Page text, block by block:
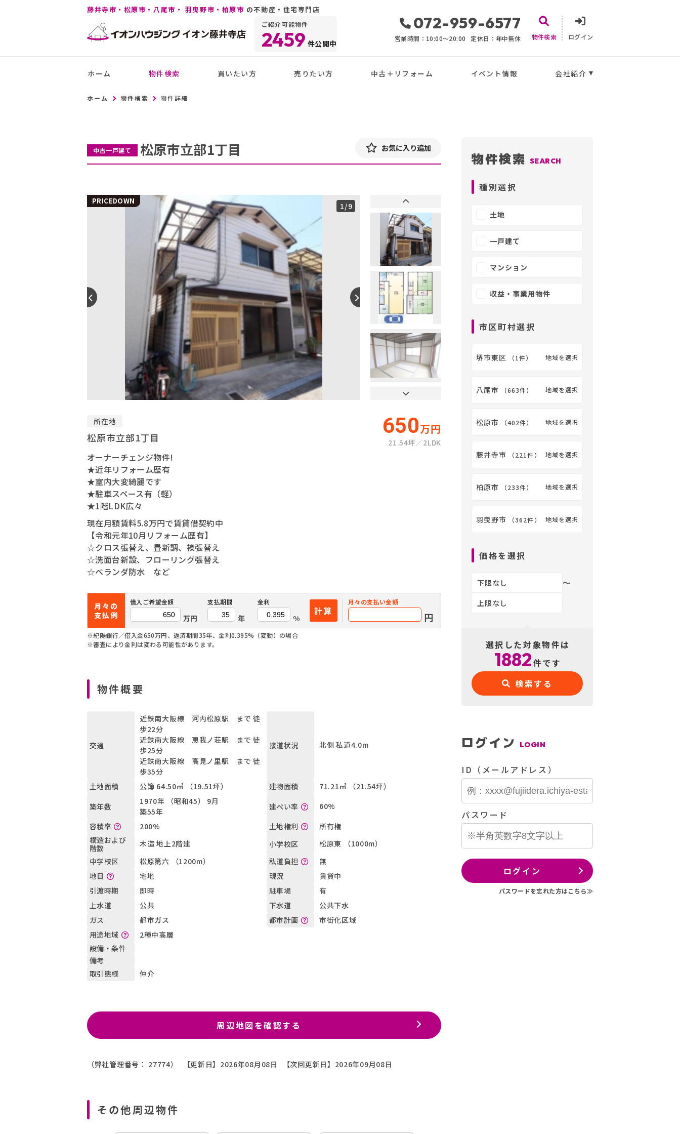
藤井寺市・松原市・八尾市・ 羽曳野市・柏原市 の不動産・住宅専門店
イオン藤井寺店
ご紹介可能物件
2459 件公開中
072-959-6577
営業時間：10:00〜20:00 定休日：年中無休 物件検索 ログイン
ホーム 物件検索 買いたい方 売りたい方 中古＋リフォーム イベント情報 会社紹介
ホーム 物件検索 物件詳細
中古一戸建て 松原市立部1丁目 お気に入り追加
1/9
PRICEDOWN
所在地
松原市立部1丁目 650万円
21.54坪 2LDK
オーナーチェンジ物件!
★近年リフォーム歴有
★室内大変綺麗です
★駐車スペース有（軽）
★1階LDK広々
現在月額賃料5.8万円で賃貸借契約中
【令和元年10月リフォーム歴有】
☆クロス張替え、畳新調、襖張替え
☆洗面台新設、フローリング張替え
☆ベランダ防水 など
月々の
支払例
借入ご希望金額
万円
支払期間
年
金利
%
計算
月々の支払い金額
円
※紀陽銀行／借入金650万円、返済期間35年、金利0.395%（変動）の場合
※審査により金利は変わる可能性があります。
物件概要
交通
近鉄南大阪線 河内松原駅 まで 徒
歩22分
近鉄南大阪線 恵我ノ荘駅 まで 徒
歩25分
近鉄南大阪線 高見ノ里駅 まで 徒
歩35分
接道状況 北側 私道4.0m
土地面積 公簿 64.50㎡ （19.51坪） 建物面積
71.21㎡ （21.54坪）
築年数
1970年 （昭和45） 9月
築55年
建ぺい率
60%
容積率
200% 土地権利
所有権
構造および
階数
木造 地上2階建 小学校区
松原東 （1000m）
中学校区
松原第六 （1200m） 私道負担
無
地目
宅地 現況
賃貸中
引渡時期
即時 駐車場
有
上水道
公共 下水道
公共下水
ガス
都市ガス 都市計画
市街化区域
用途地域
2種中高層
設備・条件
備考
取引態様
仲介
周辺地図を確認する
（弊社管理番号： 27774） 【更新日】2026年08月08日 【次回更新日】2026年09月08日
その他周辺物件
物件検索 SEARCH
種別選択
土地
一戸建て
マンション
収益・事業用物件
市区町村選択
堺市東区 （1件） 地域を選択
八尾市 （663件） 地域を選択
松原市 （402件） 地域を選択
藤井寺市 （221件） 地域を選択
柏原市 （233件） 地域を選択
羽曳野市 （362件） 地域を選択
価格を選択
〜
選択した対象物件は
1882件です
検索する
ログイン LOGIN
ID（メールアドレス）
パスワード
ログイン
パスワードを忘れた方はこちら≫